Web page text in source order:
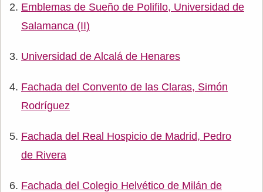
Emblemas de Sueño de Polifilo, Universidad de
Salamanca (II)
Universidad de Alcalá de Henares
Fachada del Convento de las Claras, Simón
Rodríguez
Fachada del Real Hospicio de Madrid, Pedro
de Rivera
Fachada del Colegio Helvético de Milán de